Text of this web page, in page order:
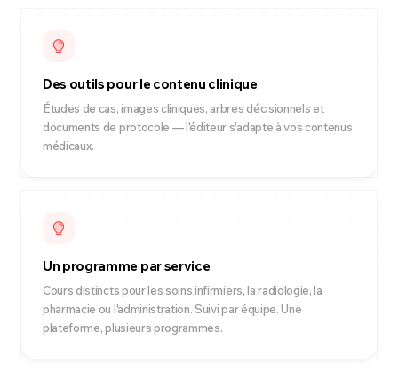
Des outils pour le contenu clinique
Études de cas, images cliniques, arbres décisionnels et
documents de protocole — l'éditeur s'adapte à vos contenus
médicaux.
Un programme par service
Cours distincts pour les soins infirmiers, la radiologie, la
pharmacie ou l'administration. Suivi par équipe. Une
plateforme, plusieurs programmes.